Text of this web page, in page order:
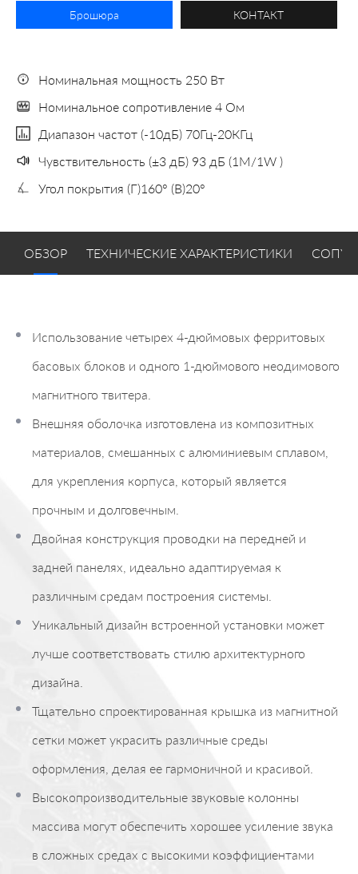
Брошюра КОНТАКТ
Номинальная мощность 250 Вт
Номинальное сопротивление 4 Ом
Диапазон частот (-10дБ) 70Гц-20КГц
Чувствительность (±3 дБ) 93 дБ (1M/1W )
Угол покрытия (Г)160° (В)20°
ОБЗОР ТЕХНИЧЕСКИЕ ХАРАКТЕРИСТИКИ
Использование четырех 4-дюймовых ферритовых
басовых блоков и одного 1-дюймового неодимового
магнитного твитера.
Внешняя оболочка изготовлена ​​из композитных
материалов, смешанных с алюминиевым сплавом,
для укрепления корпуса, который является
прочным и долговечным.
Двойная конструкция проводки на передней и
задней панелях, идеально адаптируемая к
различным средам построения системы.
Уникальный дизайн встроенной установки может
лучше соответствовать стилю архитектурного
дизайна.
Тщательно спроектированная крышка из магнитной
сетки может украсить различные среды
оформления, делая ее гармоничной и красивой.
Высокопроизводительные звуковые колонны
массива могут обеспечить хорошее усиление звука
в сложных средах с высокими коэффициентами